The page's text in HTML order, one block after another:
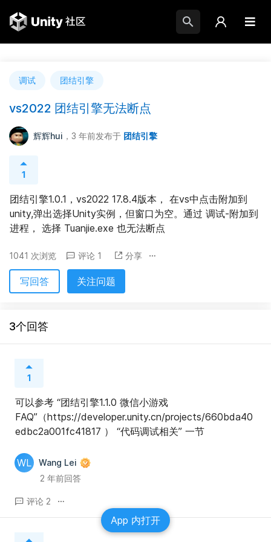
调试 团结引擎
vs2022 团结引擎无法断点
辉辉hui ，3 年前发布于 团结引擎
1
团结引擎1.0.1，vs2022 17.8.4版本， 在vs中点击附加到
unity,弹出选择Unity实例，但窗口为空。通过 调试-附加到
进程， 选择 Tuanjie.exe 也无法断点
1041 次浏览 评论 1 分享
写回答 关注问题
3个回答
1
可以参考 “团结引擎1.1.0 微信小游戏
FAQ”（https://developer.unity.cn/projects/660bda40
edbc2a001fc41817 ） “代码调试相关” 一节
WL
Wang Lei
2 年前回答
评论 2
App 内打开